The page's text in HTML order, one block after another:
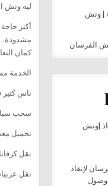
ليه ونش
مشدودة.
كمان
الخدمة
ناس
سحب
تحميل
نقل
نقل
وادي حوف 24 ساعة | ونش
|ونش
لإنقاذ